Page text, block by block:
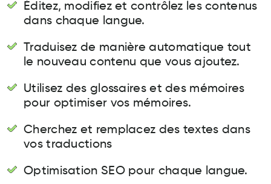
Éditez, modifiez et contrôlez les contenus
dans chaque langue.
Traduisez de manière automatique tout
le nouveau contenu que vous ajoutez.
Utilisez des glossaires et des mémoires
pour optimiser vos mémoires.
Cherchez et remplacez des textes dans
vos traductions
Optimisation SEO pour chaque langue.